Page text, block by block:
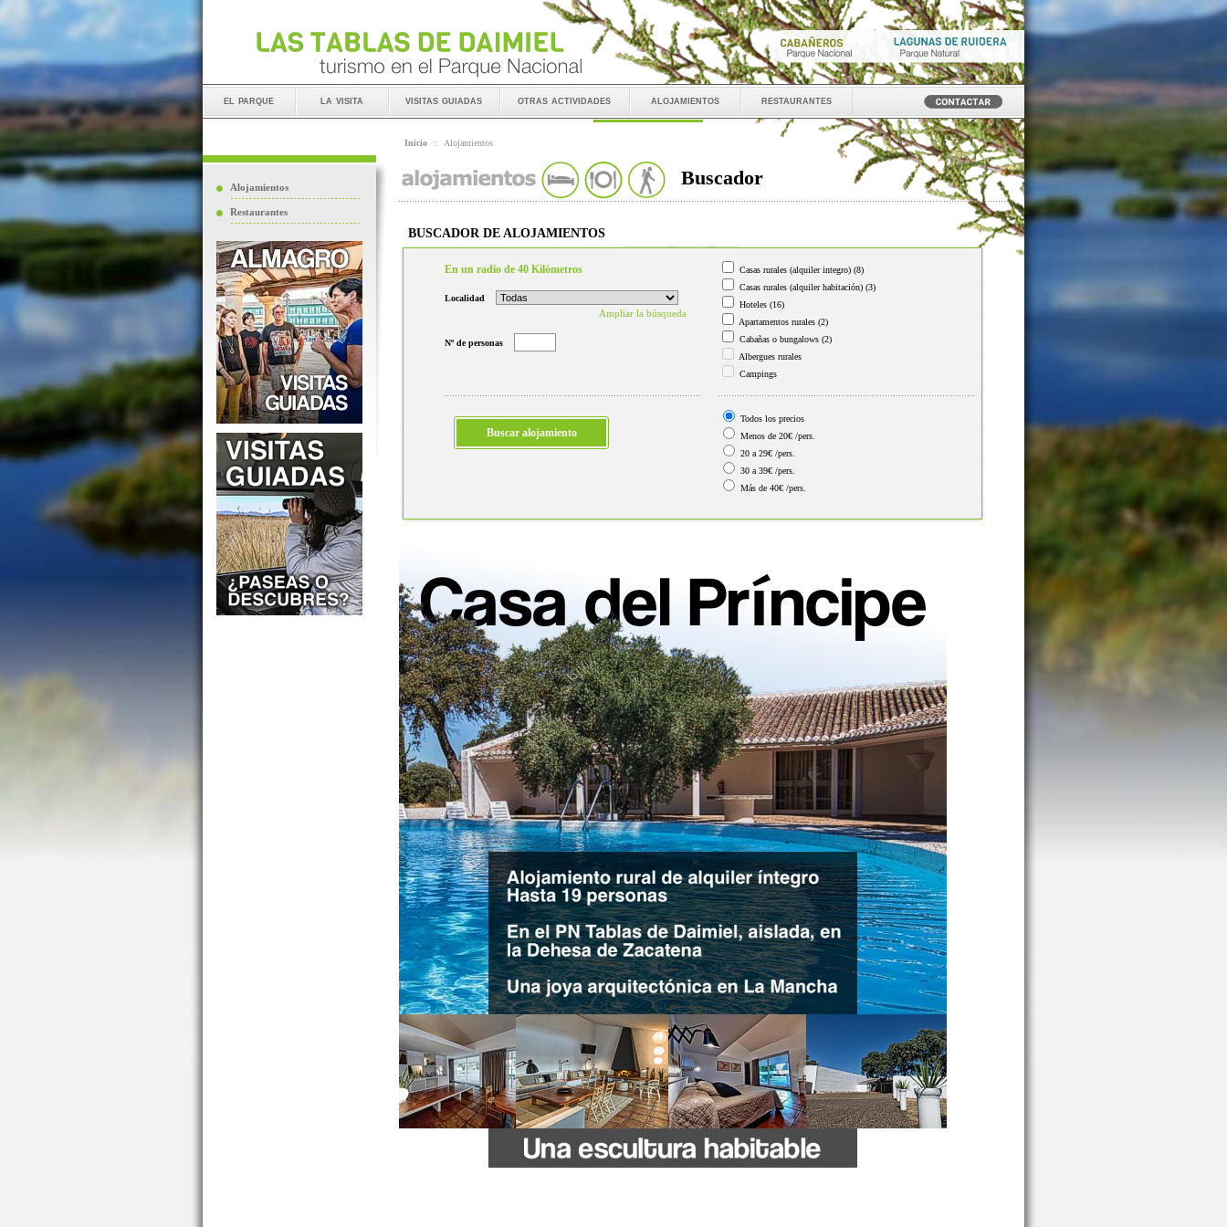
el parque la visita visitas guiadas otras actividades alojamientos restaurantes
Alojamientos
Restaurantes
Inicio :: Alojamientos
Buscador
BUSCADOR DE ALOJAMIENTOS
En un radio de 40 Kilómetros
Localidad
Ampliar la búsqueda
Nº de personas
Casas rurales (alquiler integro) (8)
Casas rurales (alquiler habitación) (3)
Hoteles (16)
Apartamentos rurales (2)
Cabañas o bungalows (2)
Albergues rurales
Campings
Todos los precios
Menos de 20€ /pers.
20 a 29€ /pers.
30 a 39€ /pers.
Más de 40€ /pers.